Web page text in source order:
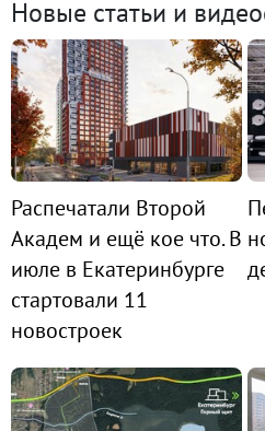
Новые статьи и
Распечатали Второй
Академ и ещё кое что. В
июле в Екатеринбурге
стартовали 11
новостроек